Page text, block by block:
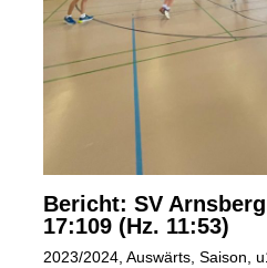
Bericht: SV Arnsberg
17:109 (Hz. 11:53)
2023/2024 ,Auswärts ,Saison ,